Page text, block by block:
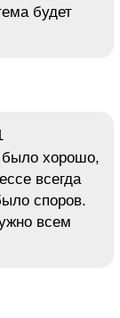
будет
было хорошо,
всегда
споров.
всем